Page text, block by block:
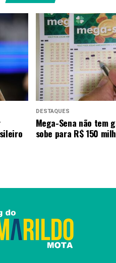
DESTAQUES
Mega-Sena não tem
sobe para R$ 150